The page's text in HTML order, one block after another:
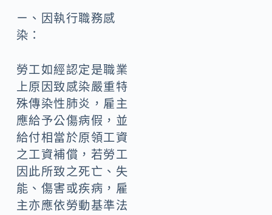
ㄧ、因執行職務感
染：
勞工如經認定是職業
上原因致感染嚴重特
殊傳染性肺炎，雇主
應給予公傷病假，並
給付相當於原領工資
之工資補償，若勞工
因此所致之死亡、失
能、傷害或疾病，雇
主亦應依勞動基準法